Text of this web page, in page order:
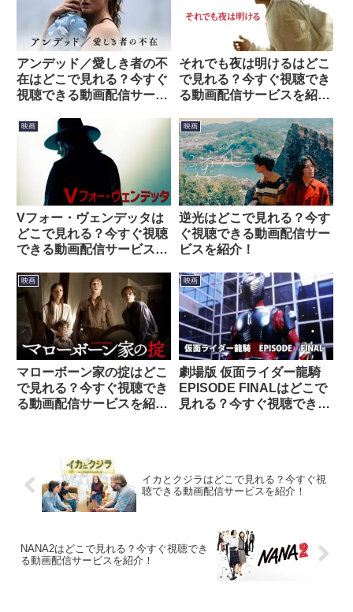
アンデッド／愛しき者の不
在はどこで見れる？今すぐ
視聴できる動画配信サービ
それでも夜は明けるはどこ
で見れる？今すぐ視聴でき
る動画配信サービスを紹
映画
Vフォー・ヴェンデッタは
どこで見れる？今すぐ視聴
できる動画配信サービスを
映画
逆光はどこで見れる？今す
ぐ視聴できる動画配信サー
ビスを紹介！
映画
マローボーン家の掟はどこ
で見れる？今すぐ視聴でき
る動画配信サービスを紹
映画
劇場版 仮面ライダー龍騎
EPISODE FINALはどこで
見れる？今すぐ視聴できる
イカとクジラはどこで見れる？今すぐ視
聴できる動画配信サービスを紹介！
NANA2はどこで見れる？今すぐ視聴でき
る動画配信サービスを紹介！